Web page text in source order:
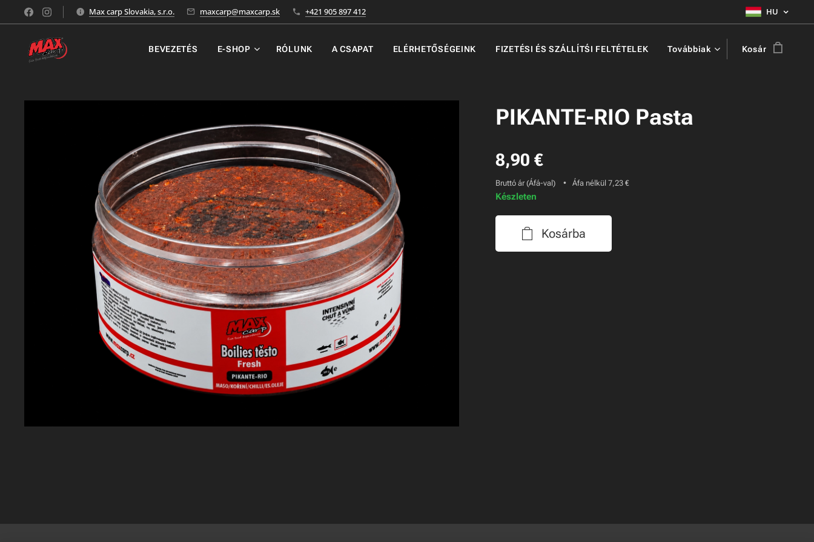
Max carp Slovakia, s.r.o. maxcarp@maxcarp.sk +421 905 897 412 HU
BEVEZETÉS E-SHOP RÓLUNK A CSAPAT ELÉRHETŐSÉGEINK FIZETÉSI ÉS SZÁLLÍTŚI FELTÉTELEK Továbbiak Kosár
PIKANTE-RIO Pasta
8,90 €
Bruttó ár (Áfá-val) Áfa nélkül 7,23 €
Készleten
Kosárba